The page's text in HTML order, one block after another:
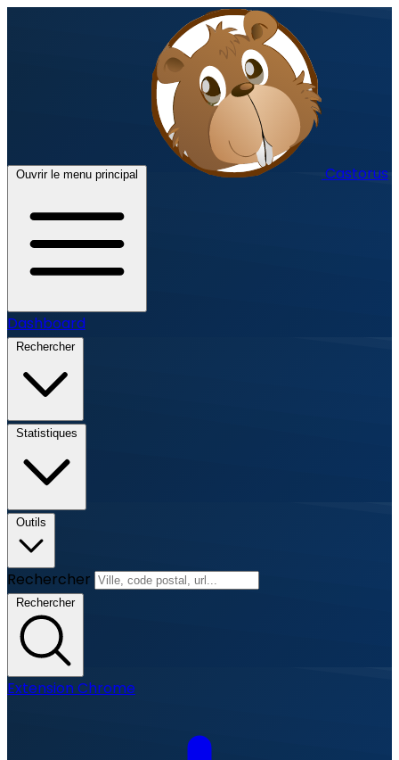
Ouvrir le menu principal Castorus
Dashboard
Rechercher
Statistiques
Outils
Rechercher
Rechercher
Extension Chrome